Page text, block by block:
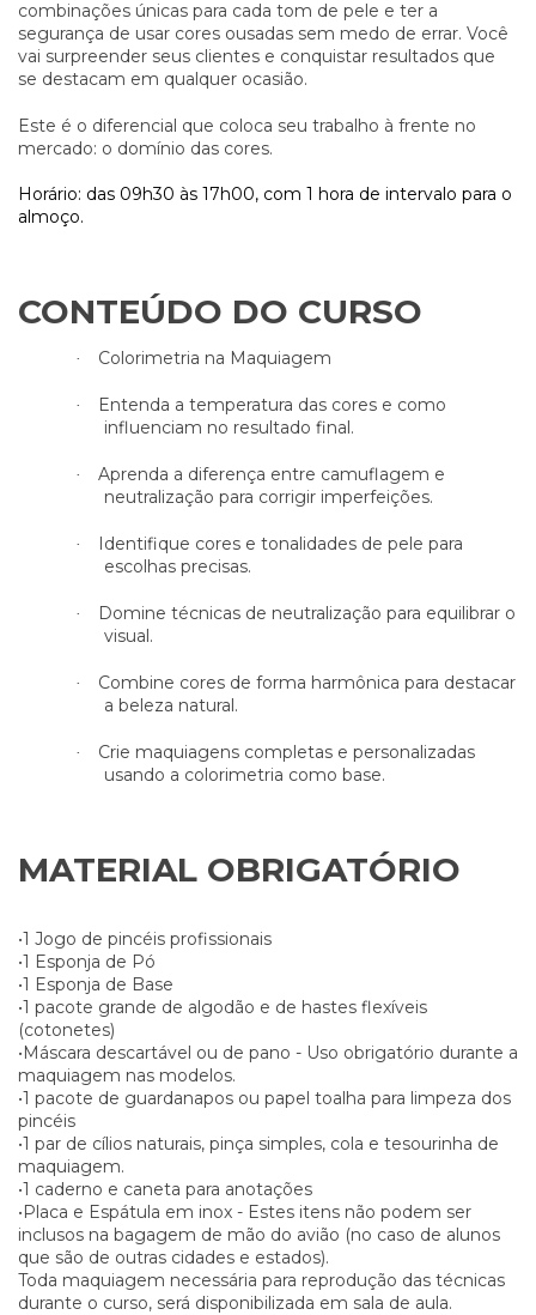
combinações únicas para cada tom de pele e ter a
segurança de usar cores ousadas sem medo de errar. Você
vai surpreender seus clientes e conquistar resultados que
se destacam em qualquer ocasião.
Este é o diferencial que coloca seu trabalho à frente no
mercado: o domínio das cores.
Horário: das 09h30 às 17h00, com 1 hora de intervalo para o
almoço.
CONTEÚDO DO CURSO
· Colorimetria na Maquiagem
·
Entenda a temperatura das cores e como
influenciam no resultado final.
·
Aprenda a diferença entre camuflagem e
neutralização para corrigir imperfeições.
·
Identifique cores e tonalidades de pele para
escolhas precisas.
·
Domine técnicas de neutralização para equilibrar o
visual.
·
Combine cores de forma harmônica para destacar
a beleza natural.
·
Crie maquiagens completas e personalizadas
usando a colorimetria como base.
MATERIAL OBRIGATÓRIO
•1 Jogo de pincéis profissionais
•1 Esponja de Pó
•1 Esponja de Base
•1 pacote grande de algodão e de hastes flexíveis
(cotonetes)
•Máscara descartável ou de pano - Uso obrigatório durante a
maquiagem nas modelos.
•1 pacote de guardanapos ou papel toalha para limpeza dos
pincéis
•1 par de cílios naturais, pinça simples, cola e tesourinha de
maquiagem.
•1 caderno e caneta para anotações
•Placa e Espátula em inox - Estes itens não podem ser
inclusos na bagagem de mão do avião (no caso de alunos
que são de outras cidades e estados).
Toda maquiagem necessária para reprodução das técnicas
durante o curso, será disponibilizada em sala de aula.